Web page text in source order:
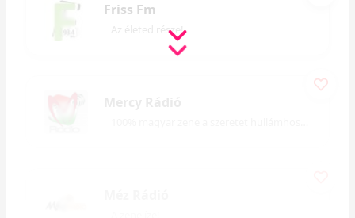
Friss Fm
Az életed része!